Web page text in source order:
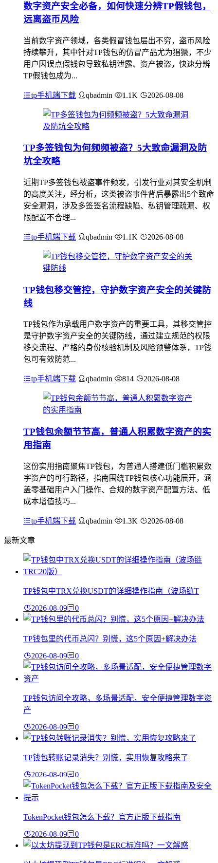
数字资产安全必备，如何快速分辨TP假钱包，
远离盗币风险
当前数字资产领域，各类假冒钱包层出不穷，盗币风险
持续攀升，其中针对TP钱包的仿冒产品尤为猖獗，不少
用户因误点假钱包导致私钥泄露、资产被盗，快速分辨
TP假钱包成为...
tp手机端下载 qbadmin 1.1K 2026-08-08
TP多签钱包为何频频被盗？5大致命漏洞及防
坑全攻略
近期TP多签钱包被盗事件频发，引发行业对其安全机制
的高度关注，经分析，这类被盗事件背后暴露出5个致命
安全漏洞，涉及多签签名流程缺陷、私钥管理疏漏、权
限配置不合理...
tp手机端下载 qbadmin 1.1K 2026-08-08
TP钱包移交管控，守护数字资产安全的关键防
线
TP钱包作为承载用户数字资产的重要工具，其移交管控
是守护数字资产安全的关键防线，通过建立规范的权限
移交流程、严格的身份核验机制及风险预警体系，TP钱
包可有效防范...
tp手机端下载 qbadmin 814 2026-08-08
TP钱包余额节节高，普通人积累数字资产的实
用指南
这份实用指南聚焦TP钱包，为普通人搭建低门槛积累数
字资产的可行路径，指南围绕TP钱包核心功能展开，涵
盖零基础用户入门操作、合规的数字资产配置方法、低
成本增值技巧...
tp手机端下载 qbadmin 1.3K 2026-08-08
最新文章
TP钱包中TRX兑换USDT的详细操作指南（波场链T
2026-08-09 0
TP钱包里的代币总闪？别慌，这5个原因+解决办法
2026-08-09 0
TP钱包访问全攻略，多场景适配，安全便捷管理数字资
产
2026-08-09 0
TP钱包转账记录消失？别慌，实用恢复攻略来了
2026-08-09 0
TokenPocket钱包怎么下载？官方正版下载指南
2026-08-09 0